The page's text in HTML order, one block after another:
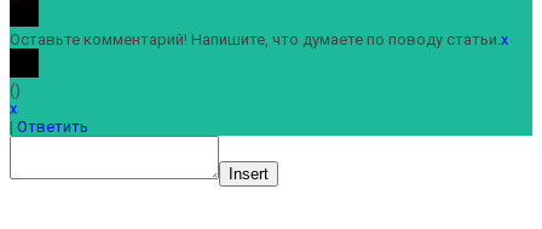
Оставьте комментарий! Напишите, что думаете по поводу статьи.x
()
x
| Ответить
Insert